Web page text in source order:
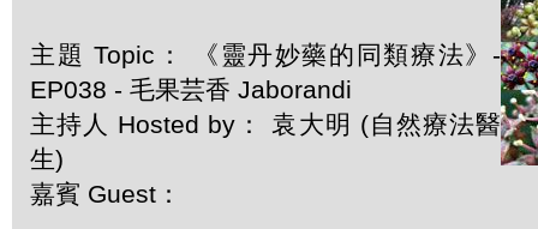
主題 Topic： 《靈丹妙藥的同類療法》-
EP038 - 毛果芸香 Jaborandi
主持人 Hosted by： 袁大明 (自然療法醫
生)
嘉賓 Guest：